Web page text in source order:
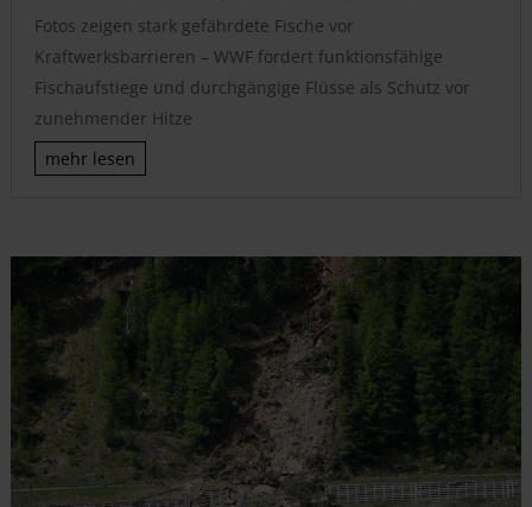
Fotos zeigen stark gefährdete Fische vor
Kraftwerksbarrieren – WWF fordert funktionsfähige
Fischaufstiege und durchgängige Flüsse als Schutz vor
zunehmender Hitze
mehr lesen